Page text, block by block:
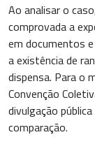
Ao analisar o
comprovada a
em documentos
a existência de
dispensa. Para o
Convenção
divulgação
comparação.